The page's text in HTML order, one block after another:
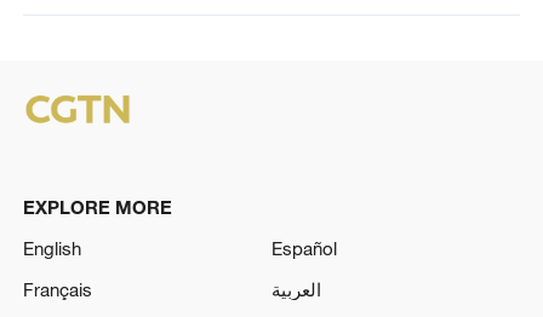
EXPLORE MORE
English
Español
Français
العربية